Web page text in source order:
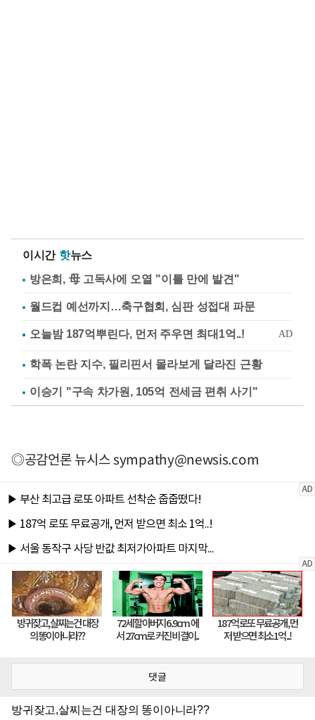
이시간 핫뉴스
방은희, 母 고독사에 오열 "이틀 만에 발견"
월드컵 예선까지…축구협회, 심판 성접대 파문
학폭 논란 지수, 필리핀서 몰라보게 달라진 근황
이승기 "구속 차가원, 105억 전세금 편취 사기"
◎공감언론 뉴시스sympathy@newsis.com
댓글